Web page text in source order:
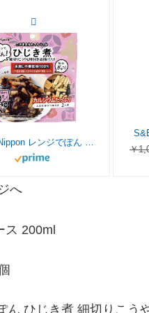
もっとNippon レンジでぽん ひじき煮 細切りこうやと味付き油揚げ入り 48g ×5袋
￥
へ
ス 200ml
ん ひじき煮 細切りこう